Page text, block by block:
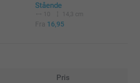
Stående
10 14,3 cm
Fra 16,95
Pris